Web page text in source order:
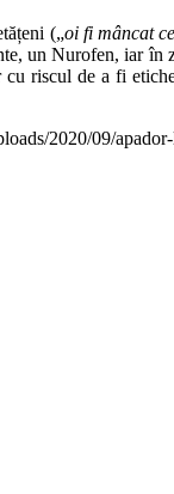
(„oi fi mâncat
un Nurofen, iar în
riscul de a fi
2020/09/